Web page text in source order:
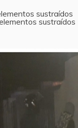
sustraídos
sustraídos